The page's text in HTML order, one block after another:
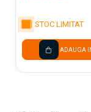
STOC LIMITAT
ADAUGA